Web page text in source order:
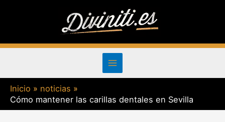
Inicio
noticias
Cómo mantener las carillas dentales en Sevilla